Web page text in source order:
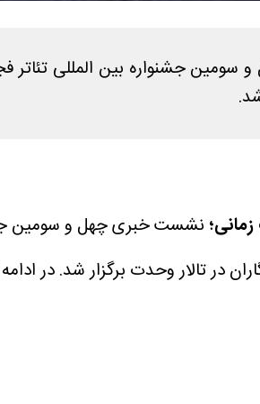
در تالار وحدت برگزار شد. در